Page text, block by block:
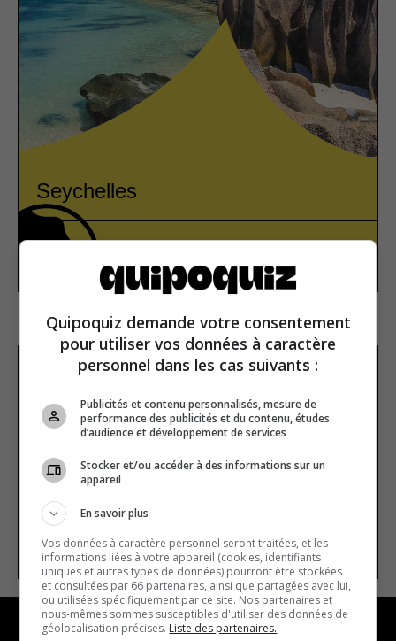
Seychelles
newsletter
Email address
SUBSCRIBE
NAVIGATION
Quipoquiz demande votre consentement
pour utiliser vos données à caractère
personnel dans les cas suivants :
Publicités et contenu personnalisés, mesure de
performance des publicités et du contenu, études
d’audience et développement de services
Stocker et/ou accéder à des informations sur un
appareil
En savoir plus
Vos données à caractère personnel seront traitées, et les
informations liées à votre appareil (cookies, identifiants
uniques et autres types de données) pourront être stockées
et consultées par 66 partenaires, ainsi que partagées avec lui,
ou utilisées spécifiquement par ce site. Nos partenaires et
nous-mêmes sommes susceptibles d'utiliser des données de
géolocalisation précises. Liste des partenaires.